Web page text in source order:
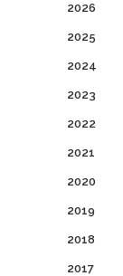
2026
2025
2024
2023
2022
2021
2020
2019
2018
2017